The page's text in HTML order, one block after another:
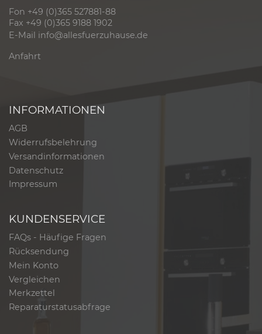
Fon +49 (0)365 527881-88
Fax +49 (0)365 9188 1902
E-Mail info@allesfuerzuhause.de
Anfahrt
INFORMATIONEN
AGB
Widerrufsbelehrung
Versandinformationen
Datenschutz
Impressum
KUNDENSERVICE
FAQs - Häufige Fragen
Rücksendung
Mein Konto
Vergleichen
Merkzettel
Reparaturstatusabfrage